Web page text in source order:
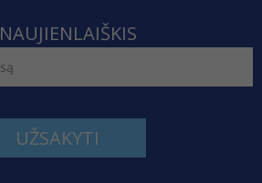
NAUJIENLAIŠKIS
UŽSAKYTI